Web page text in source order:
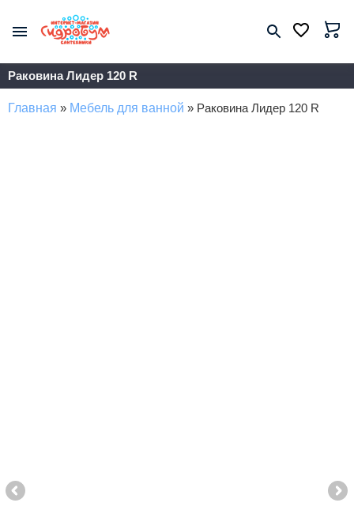
Раковина Лидер 120 R
Главная » Мебель для ванной » Раковина Лидер 120 R